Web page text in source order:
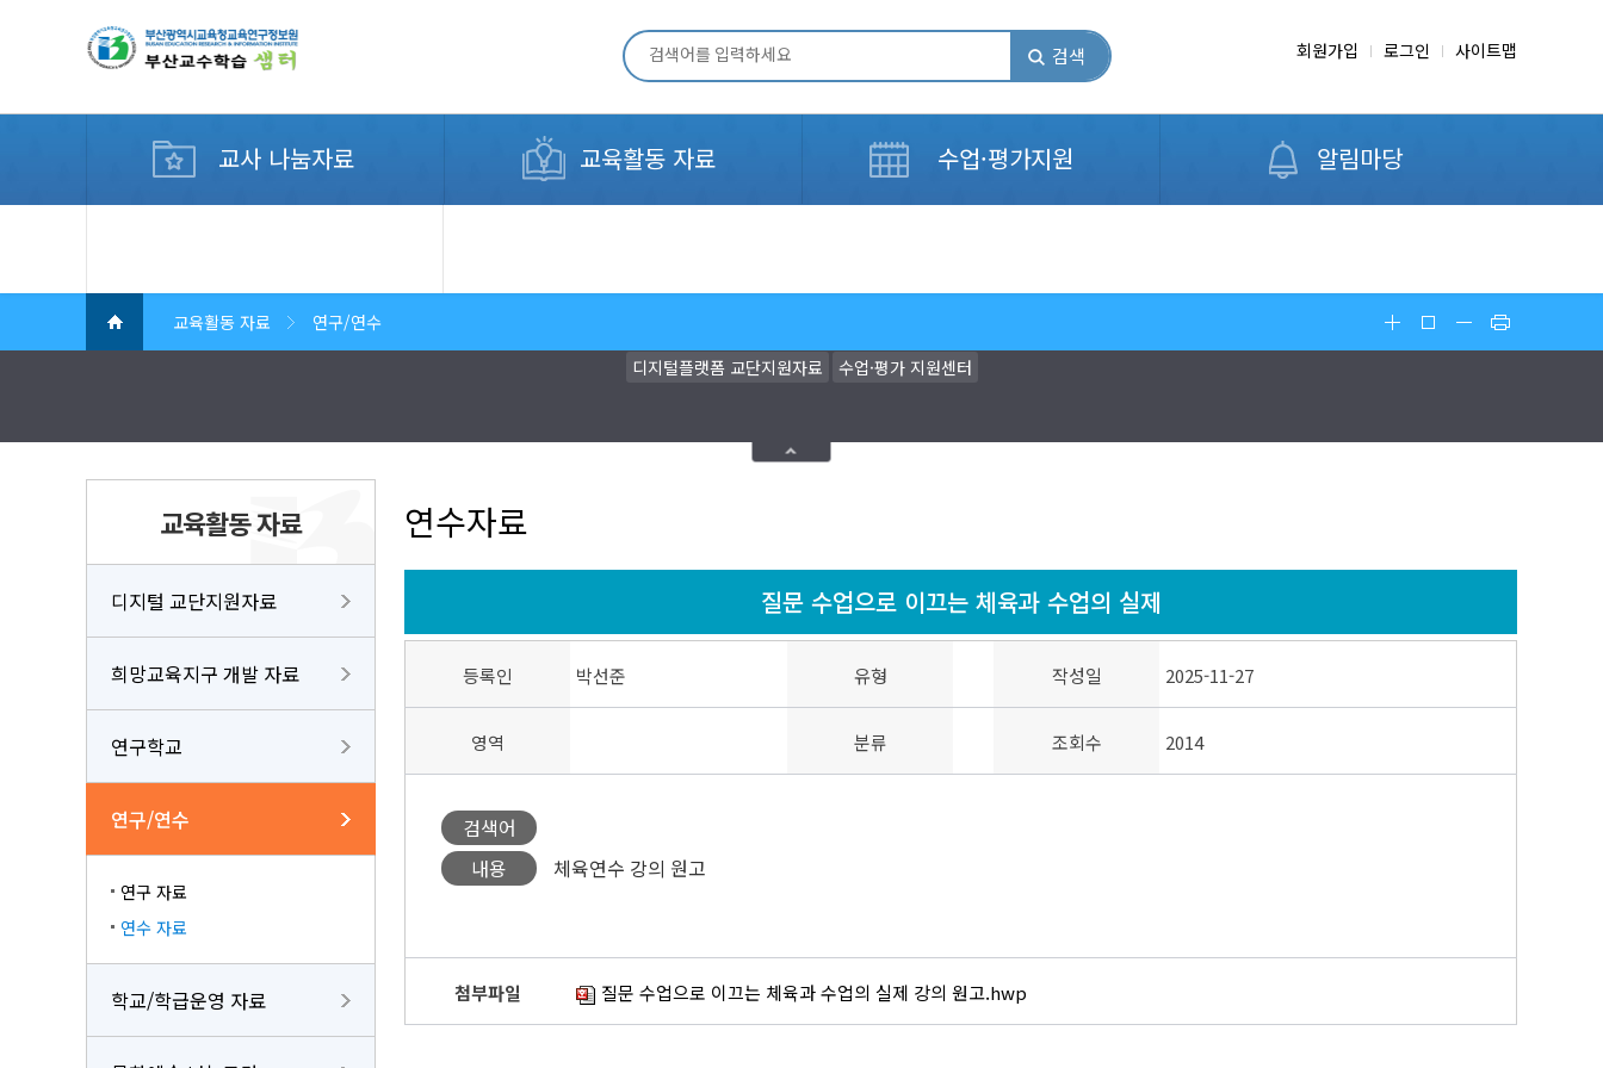
검색 회원가입 로그인 사이트맵
교사 나눔자료 교육활동 자료 수업·평가지원
알림마당
디지털 교수학습 컨설팅
교육활동 자료
연구/연수
디지털플랫폼 교단지원자료
수업·평가 지원센터
교육활동 자료
디지털 교단지원자료
희망교육지구 개발 자료
연구학교
연구/연수
연구 자료
연수 자료
학교/학급운영 자료
연수자료
질문 수업으로 이끄는 체육과 수업의 실제
등록인 박선준 유형 작성일 2025-11-27
영역 분류 조회수 2014
검색어
내용
체육연수 강의 원고
첨부파일 질문 수업으로 이끄는 체육과 수업의 실제 강의 원고.hwp